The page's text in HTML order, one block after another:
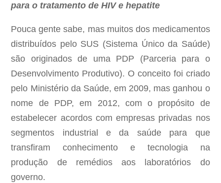
para o tratamento de HIV e hepatite
Pouca gente sabe, mas muitos dos medicamentos
distribuídos pelo SUS (Sistema Único da Saúde)
são originados de uma PDP (Parceria para o
Desenvolvimento Produtivo). O conceito foi criado
pelo Ministério da Saúde, em 2009, mas ganhou o
nome de PDP, em 2012, com o propósito de
estabelecer acordos com empresas privadas nos
segmentos industrial e da saúde para que
transfiram conhecimento e tecnologia na
produção de remédios aos laboratórios do
governo.